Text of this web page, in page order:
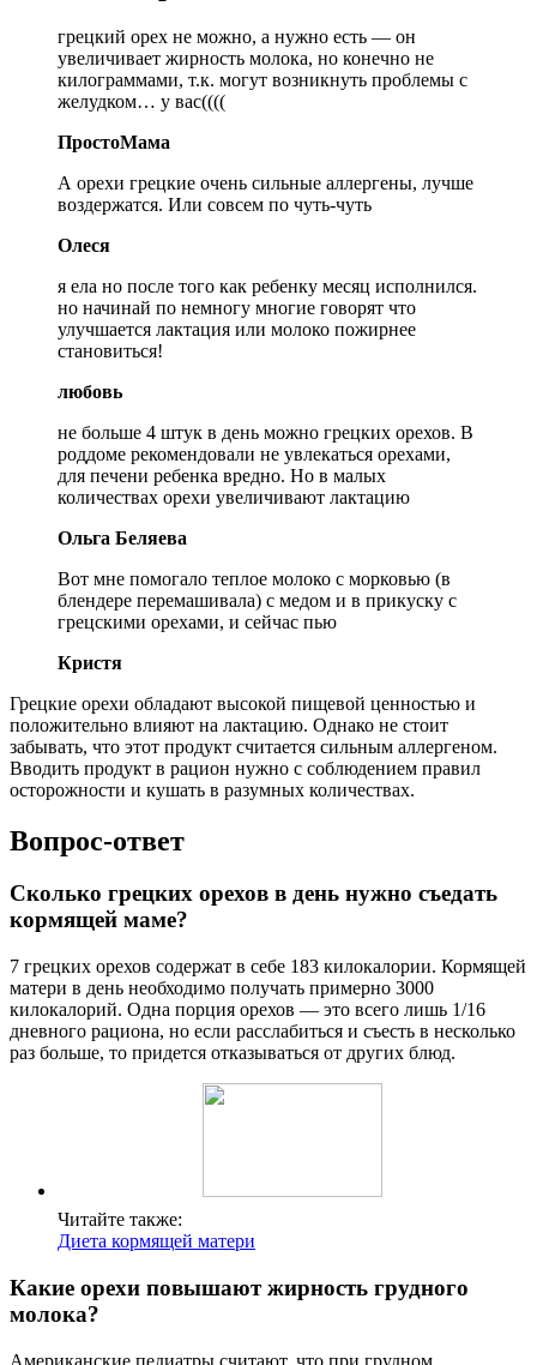
грецкий орех не можно, а нужно есть — он
увеличивает жирность молока, но конечно не
килограммами, т.к. могут возникнуть проблемы с
желудком… у вас((((
ПростоМама
А орехи грецкие очень сильные аллергены, лучше
воздержатся. Или совсем по чуть-чуть
Олеся
я ела но после того как ребенку месяц исполнился.
но начинай по немногу многие говорят что
улучшается лактация или молоко пожирнее
становиться!
любовь
не больше 4 штук в день можно грецких орехов. В
роддоме рекомендовали не увлекаться орехами,
для печени ребенка вредно. Но в малых
количествах орехи увеличивают лактацию
Ольга Беляева
Вот мне помогало теплое молоко с морковью (в
блендере перемашивала) с медом и в прикуску с
грецскими орехами, и сейчас пью
Кристя
Грецкие орехи обладают высокой пищевой ценностью и
положительно влияют на лактацию. Однако не стоит
забывать, что этот продукт считается сильным аллергеном.
Вводить продукт в рацион нужно с соблюдением правил
осторожности и кушать в разумных количествах.
Вопрос-ответ
Сколько грецких орехов в день нужно съедать
кормящей маме?
7 грецких орехов содержат в себе 183 килокалории. Кормящей
матери в день необходимо получать примерно 3000
килокалорий. Одна порция орехов — это всего лишь 1/16
дневного рациона, но если расслабиться и съесть в несколько
раз больше, то придется отказываться от других блюд.
Читайте также:
Диета кормящей матери
Какие орехи повышают жирность грудного
молока?
Американские педиатры считают, что при грудном